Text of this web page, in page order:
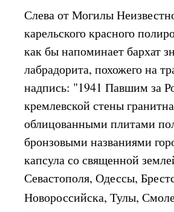
Слева от Могилы
карельского красного
как бы напоминает бархат
лабрадорита, похожего на
надпись: "1941 Павшим за
кремлевской стены
облицованными плитами
бронзовыми названиями
капсула со священной
Севастополя, Одессы,
Новороссийска, Тулы,